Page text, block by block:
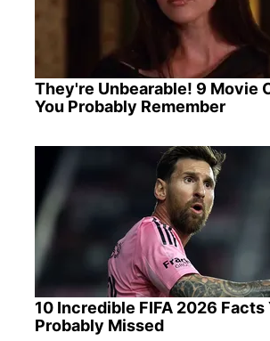
They're Unbearable! 9 Movie
You Probably Remember
10 Incredible FIFA 2026 Facts
Probably Missed